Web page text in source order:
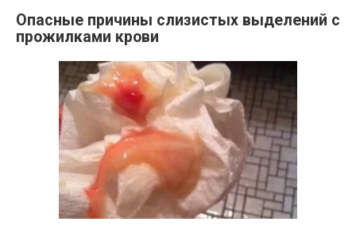
Опасные причины слизистых выделений с
прожилками крови